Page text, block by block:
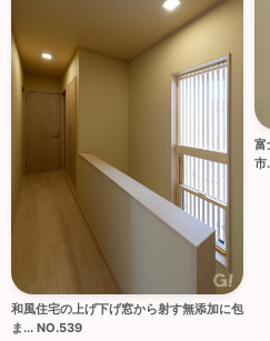
和風住宅の上げ下げ窓から射す無添加に包
ま... NO.539
富
市